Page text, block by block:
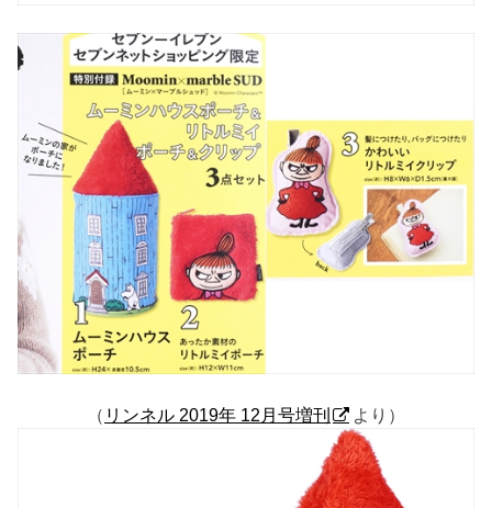
（ リンネル 2019年 12月号増刊 より）